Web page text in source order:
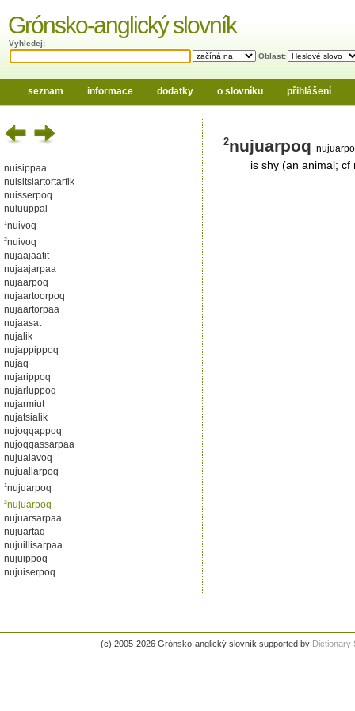
Grónsko-anglický slovník
Vyhledej:
Oblast:
seznam informace dodatky o slovníku přihlášení
nuisippaa
nuisitsiartortarfik
nuisserpoq
nuiuuppai
1nuivoq
2nuivoq
nujaajaatit
nujaajarpaa
nujaarpoq
nujaartoorpoq
nujaartorpaa
nujaasat
nujalik
nujappippoq
nujaq
nujarippoq
nujarluppoq
nujarmiut
nujatsialik
nujoqqappoq
nujoqqassarpaa
nujualavoq
nujuallarpoq
1nujuarpoq
2nujuarpoq
nujuarsarpaa
nujuartaq
nujuillisarpaa
nujuippoq
nujuiserpoq
2nujuarpoq
is shy (an animal; cf
(c) 2005-2026 Grónsko-anglický slovník supported by Dictionary